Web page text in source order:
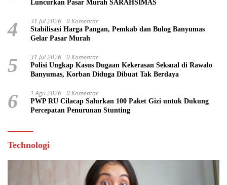
Luncurkan Pasar Murah SARAHSIMAS
4 31 Jul 2026 0 Komentar
Stabilisasi Harga Pangan, Pemkab dan Bulog Banyumas
Gelar Pasar Murah
5 31 Jul 2026 0 Komentar
Polisi Ungkap Kasus Dugaan Kekerasan Seksual di Rawalo
Banyumas, Korban Diduga Dibuat Tak Berdaya
6 1 Agu 2026 0 Komentar
PWP RU Cilacap Salurkan 100 Paket Gizi untuk Dukung
Percepatan Penurunan Stunting
Technologi